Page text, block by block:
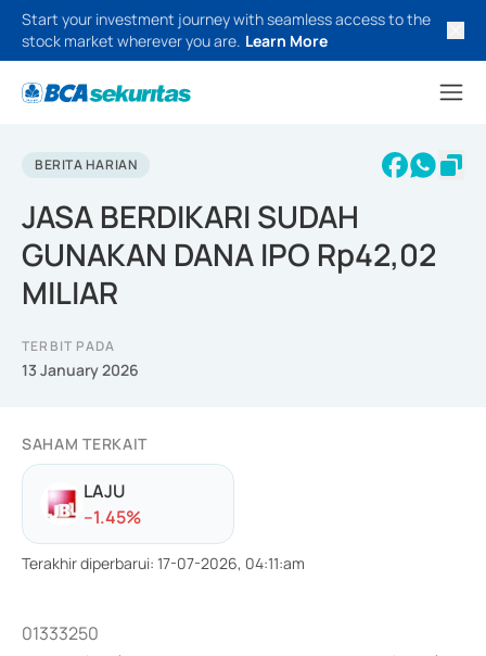
Start your investment journey with seamless access to the
stock market wherever you are. Learn More
BERITA HARIAN
JASA BERDIKARI SUDAH
GUNAKAN DANA IPO Rp42,02
MILIAR
TERBIT PADA
13 January 2026
SAHAM TERKAIT
LAJU
--1.45%
Terakhir diperbarui: 17-07-2026, 04:11:am
01333250